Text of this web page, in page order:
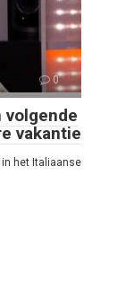
0
volgende
vakantie
in het Italiaanse